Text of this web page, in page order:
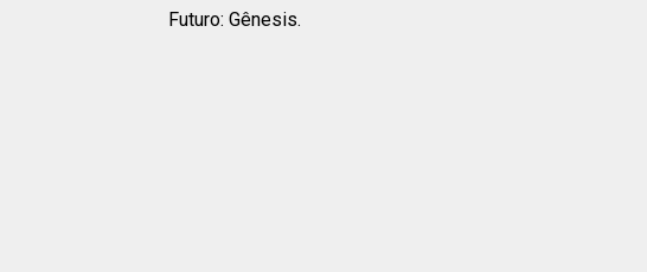
Futuro: Gênesis.